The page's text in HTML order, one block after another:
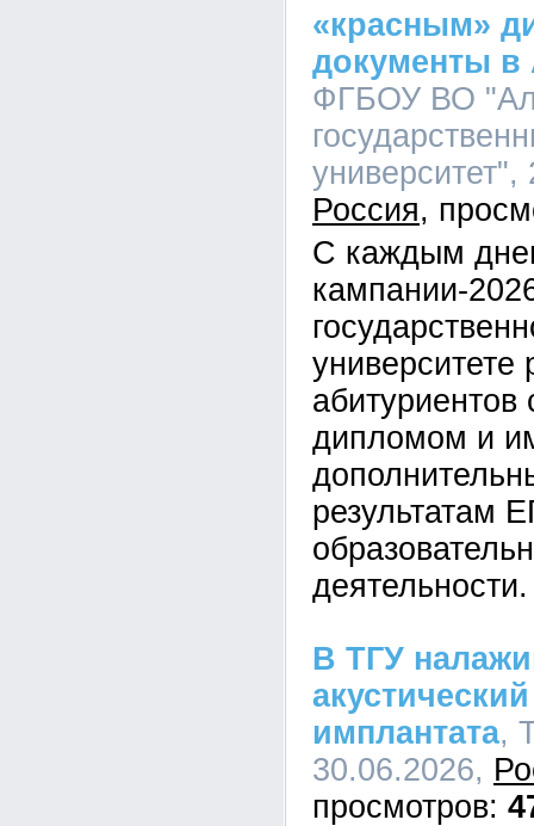
«красным»
документы в
ФГБОУ ВО
Россия
С каждым
кампании-
университете
дипломом и
результатам
деятельности.
В ТГУ
имплантата,
30.06.2026,